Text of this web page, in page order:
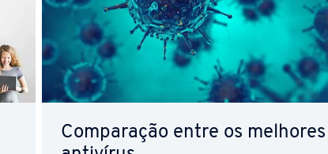
Com­pa­ra­ção entre os melhores